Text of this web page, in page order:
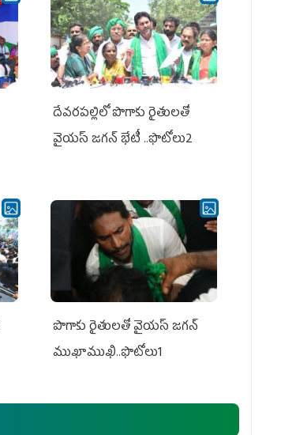
దేవరపల్లిలో పొగాకు రైతులతో
వైయస్ జగన్ భేటీ ..ఫొటోలు2
పొగాకు రైతుల‌తో వైయ‌స్ జ‌గ‌న్
ముఖాముఖి..ఫొటోలు1